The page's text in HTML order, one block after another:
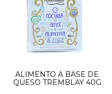
ALIMENTO A BASE DE
QUESO TREMBLAY 40G